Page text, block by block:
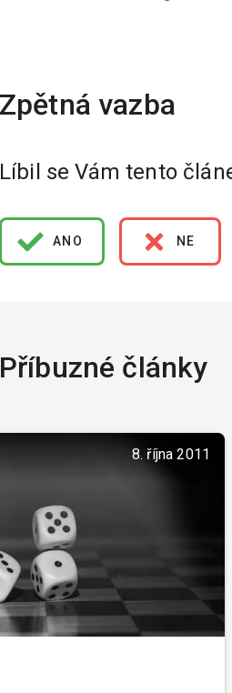
Líbil se Vám tento
ANO NE
Příbuzné články
8. října 2011